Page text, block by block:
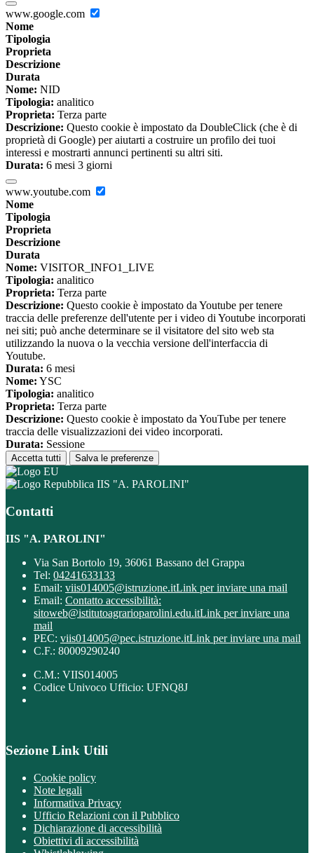
www.google.com
Nome
Tipologia
Proprieta
Descrizione
Durata
Nome: NID
Tipologia: analitico
Proprieta: Terza parte
Descrizione: Questo cookie è impostato da DoubleClick (che è di
proprietà di Google) per aiutarti a costruire un profilo dei tuoi
interessi e mostrarti annunci pertinenti su altri siti.
Durata: 6 mesi 3 giorni
www.youtube.com
Nome
Tipologia
Proprieta
Descrizione
Durata
Nome: VISITOR_INFO1_LIVE
Tipologia: analitico
Proprieta: Terza parte
Descrizione: Questo cookie è impostato da Youtube per tenere
traccia delle preferenze dell'utente per i video di Youtube incorporati
nei siti; può anche determinare se il visitatore del sito web sta
utilizzando la nuova o la vecchia versione dell'interfaccia di
Youtube.
Durata: 6 mesi
Nome: YSC
Tipologia: analitico
Proprieta: Terza parte
Descrizione: Questo cookie è impostato da YouTube per tenere
traccia delle visualizzazioni dei video incorporati.
Durata: Sessione
Accetta tutti Salva le preferenze
IIS "A. PAROLINI"
Contatti
IIS "A. PAROLINI"
Via San Bortolo 19, 36061 Bassano del Grappa
Tel: 04241633133
Email: viis014005@istruzione.itLink per inviare una mail
Email: Contatto accessibilità:
sitoweb@istitutoagrarioparolini.edu.itLink per inviare una
mail
PEC: viis014005@pec.istruzione.itLink per inviare una mail
C.F.: 80009290240
C.M.: VIIS014005
Codice Univoco Ufficio: UFNQ8J
Sezione Link Utili
Cookie policy
Note legali
Informativa Privacy
Ufficio Relazioni con il Pubblico
Dichiarazione di accessibilità
Obiettivi di accessibilità